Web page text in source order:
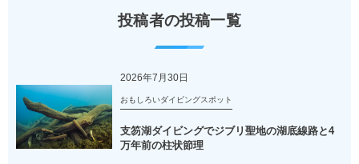
投稿者の投稿一覧
2026年7月30日
おもしろいダイビングスポット
支笏湖ダイビングでジブリ聖地の湖底線路と4
万年前の柱状節理